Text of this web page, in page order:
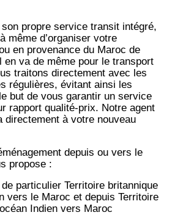
propre service transit intégré,
même d’organiser votre
en provenance du Maroc de
va de même pour le transport
traitons directement avec les
régulières, évitant ainsi les
but de vous garantir un service
rapport qualité-prix. Notre agent
directement à votre nouveau
depuis ou vers le
propose :
particulier Territoire britannique
vers le Maroc et depuis Territoire
Indien vers Maroc